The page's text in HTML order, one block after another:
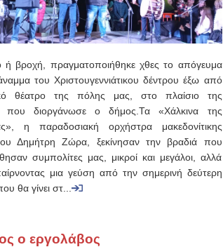
ή βροχή, πραγματοποιήθηκε χθες το απόγευμα
του Χριστουγεννιάτικου δέντρου έξω από
θέατρο της πόλης μας, στο πλαίσιο της
που διοργάνωσε ο δήμος.Τα «Χάλκινα της
η παραδοσιακή ορχήστρα μακεδονίτικης
Δημήτρη Ζώρα, ξεκίνησαν την βραδιά που
συμπολίτες μας, μικροί και μεγάλοι, αλλά
μια γεύση από την σημερινή δεύτερη
θα γίνει στ...
ο εργολάβος